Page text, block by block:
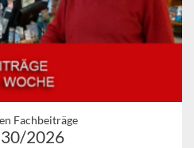
Fachbeiträge
30/2026